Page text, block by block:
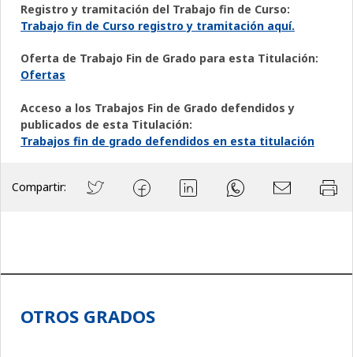
Registro y tramitación del Trabajo fin de Curso:
Trabajo fin de Curso registro y tramitación aquí.
Oferta de Trabajo Fin de Grado para esta Titulación:
Ofertas
Acceso a los Trabajos Fin de Grado defendidos y
publicados de esta Titulación:
Trabajos fin de grado defendidos en esta titulación
Compartir:
OTROS GRADOS